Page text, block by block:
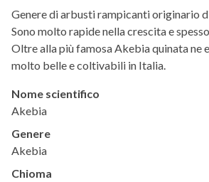
Genere di arbusti rampicanti originario
Sono molto rapide nella crescita e
Oltre alla più famosa Akebia quinata ne
molto belle e coltivabili in Italia.
Nome scientifico
Akebia
Genere
Akebia
Chioma